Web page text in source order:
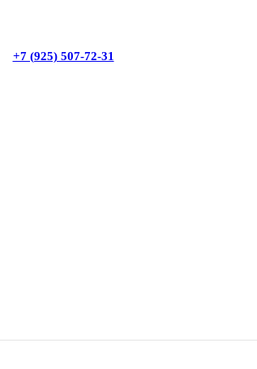
+7 (925) 507-72-31